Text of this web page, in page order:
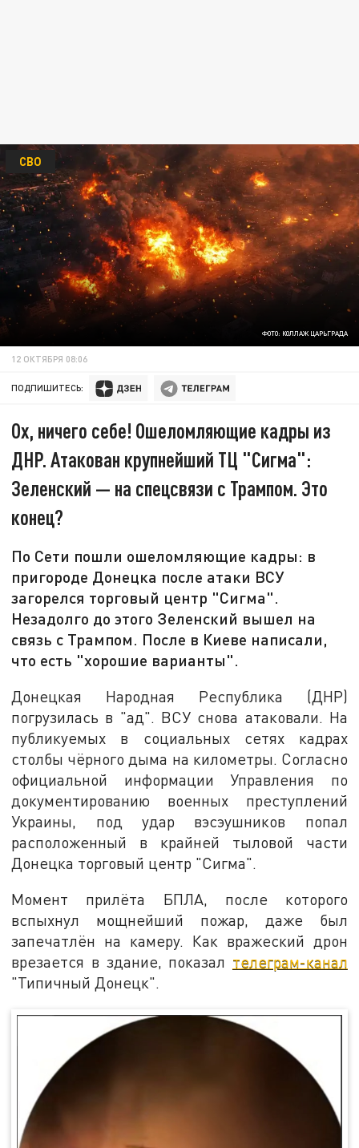
ФОТО: КОЛЛАЖ ЦАРЬГРАДА
СВО
12 ОКТЯБРЯ 08:06
ПОДПИШИТЕСЬ:
Ох, ничего себе! Ошеломляющие кадры из
ДНР. Атакован крупнейший ТЦ "Сигма":
Зеленский — на спецсвязи с Трампом. Это
конец?
По Сети пошли ошеломляющие кадры: в
пригороде Донецка после атаки ВСУ
загорелся торговый центр "Сигма".
Незадолго до этого Зеленский вышел на
связь с Трампом. После в Киеве написали,
что есть "хорошие варианты".
Донецкая Народная Республика (ДНР)
погрузилась в "ад". ВСУ снова атаковали. На
публикуемых в социальных сетях кадрах
столбы чёрного дыма на километры. Согласно
официальной информации Управления по
документированию военных преступлений
Украины, под удар вэсэушников попал
расположенный в крайней тыловой части
Донецка торговый центр "Сигма".
Момент прилёта БПЛА, после которого
вспыхнул мощнейший пожар, даже был
запечатлён на камеру. Как вражеский дрон
врезается в здание, показал телеграм-канал
"Типичный Донецк".